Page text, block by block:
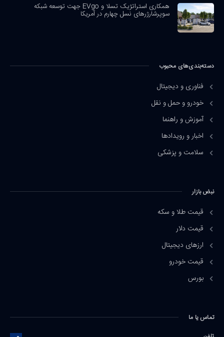
همکاری استراتژیک تسلا و EVgo جهت توسعه شبکه
سوپرشارژرهای نسل چهارم در آمریکا
دسته‌بندی‌های محبوب
فناوری و دیجیتال
خودرو و حمل و نقل
آموزش و راهنما
اخبار و رویدادها
سلامت و پزشکی
نبض بازار
قیمت طلا و سکه
قیمت دلار
ارزهای دیجیتال
قیمت خودرو
بورس
تماس یا ما